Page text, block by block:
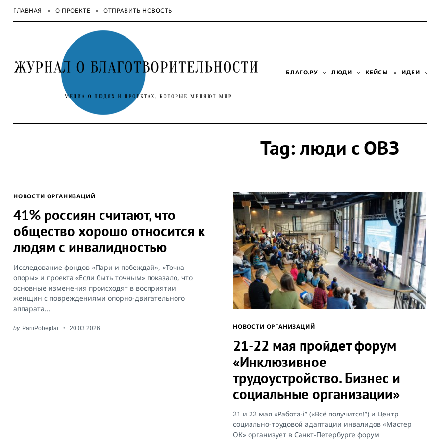
SkipГЛАВНАЯ О ПРОЕКТЕ ОТПРАВИТЬ НОВОСТЬ
БЛАГО.РУ ЛЮДИ КЕЙСЫ ИДЕИ
Tag:люди с ОВЗ
НОВОСТИ ОРГАНИЗАЦИЙ
41% россиян считают, что
общество хорошо относится к
людям с инвалидностью
Исследование фондов «Пари и побеждай», «Точка
опоры» и проекта «Если быть точным» показало, что
основные изменения происходят в восприятии
женщин с повреждениями опорно-двигательного
аппарата...
by PariiPobejdai 20.03.2026 НОВОСТИ ОРГАНИЗАЦИЙ
21-22 мая пройдет форум
«Инклюзивное
трудоустройство. Бизнес и
социальные организации»
21 и 22 мая «Работа-i” («Всё получится!”) и Центр
социально-трудовой адаптации инвалидов «Мастер
ОК» организует в Санкт-Петербурге форум
Search
for: